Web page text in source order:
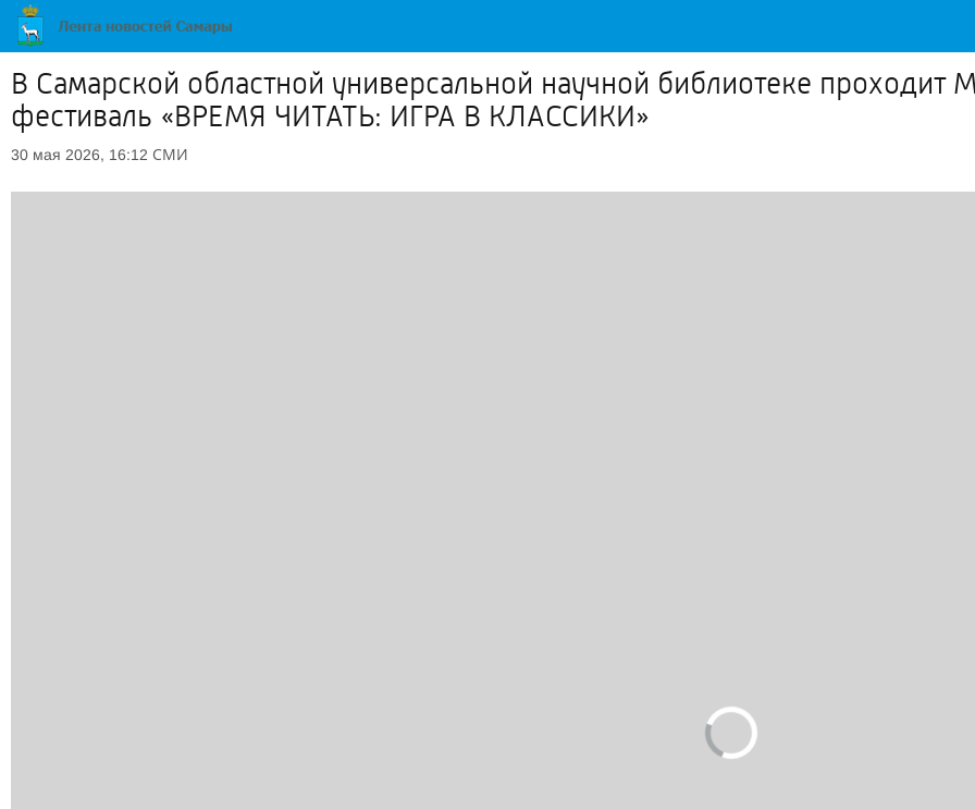
В Самарской областной универсальной научной библиотеке
фестиваль «ВРЕМЯ ЧИТАТЬ: ИГРА В КЛАССИКИ»
30 мая 2026, 16:12 СМИ